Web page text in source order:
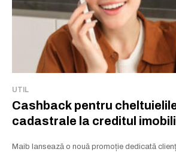
UTIL
Cashback pentru
cadastrale la creditul
Maib lansează o nouă promoție dedicată